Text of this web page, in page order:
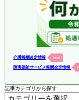
介護報酬改定情報 New!
障害福祉サービス報酬改定情報
記事カテゴリから探す